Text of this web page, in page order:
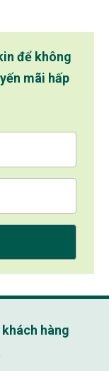
để không
mãi hấp
khách hàng